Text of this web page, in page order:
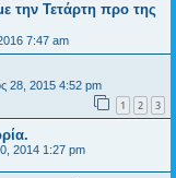
την Τετάρτη προ της
7:47 am
28, 2015 4:52 pm
1 2 3
2014 1:27 pm